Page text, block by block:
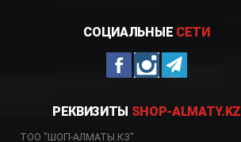
СОЦИАЛЬНЫЕ СЕТИ
РЕКВИЗИТЫ SHOP-ALMATY.KZ
ТОО "ШОП-АЛМАТЫ.КЗ"